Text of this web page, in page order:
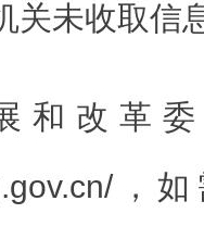
关未收取信
和改革
，